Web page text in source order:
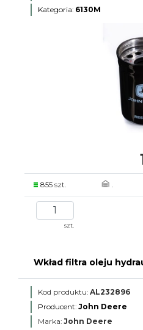
Kategoria: 6130M
855 szt. .
szt.
Wkład filtra oleju
Kod produktu: AL232896
Producent: John Deere
Marka: John Deere